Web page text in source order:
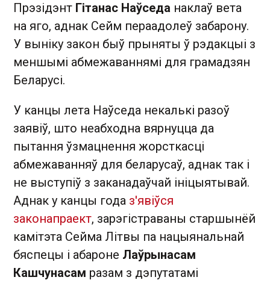
Прэзідэнт Гітанас Наўседа наклаў вета
на яго, аднак Сейм пераадолеў забарону.
У выніку закон быў прыняты ў рэдакцыі з
меншымі абмежаваннямі для грамадзян
Беларусі.
У канцы лета Наўседа некалькі разоў
заявіў, што неабходна вярнуцца да
пытання ўзмацнення жорсткасці
абмежаванняў для беларусаў, аднак так і
не выступіў з заканадаўчай ініцыятывай.
Аднак у канцы года з'явіўся
законапраект, зарэгістраваны старшынёй
камітэта Сейма Літвы па нацыянальнай
бяспецы і абароне Лаўрынасам
Кашчунасам разам з дэпутатамі